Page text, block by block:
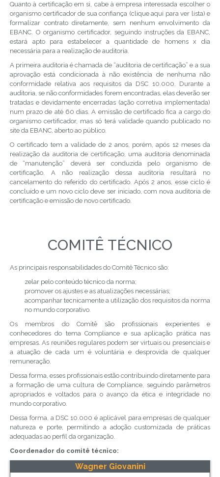
Quanto à certificação em si, cabe à empresa interessada escolher o
organismo certificador de sua confiança (clique aqui para ver lista) e
formalizar contrato diretamente, sem nenhum envolvimento da
EBANC. O organismo certificador, seguindo instruções da EBANC,
estará apto para estabelecer a quantidade de homens x dia
necessária para a realização de auditoria.
A primeira auditoria é chamada de “auditoria de certificação” e a sua
aprovação está condicionada à não existência de nenhuma não
conformidade relativa aos requisitos da DSC 10.000. Durante a
auditoria, se não conformidades forem encontradas, elas deverão ser
tratadas e devidamente encerradas (ação corretiva implementada)
num prazo de até 60 dias. A emissão de certificado fica a cargo do
organismo certificador, mas só terá validade quando publicado no
site da EBANC, aberto ao público.
O certificado tem a validade de 2 anos, porém, após 12 meses da
realização da auditoria de certificação, uma auditoria denominada
de “manutenção” deverá ser conduzida pelo organismo de
certificação. A não realização dessa auditoria resultará no
cancelamento do referido do certificado. Após 2 anos, esse ciclo é
concluído e um novo ciclo deve ser iniciado, com nova auditoria de
certificação e emissão de novo certificado.
COMITÊ TÉCNICO
As principais responsabilidades do Comitê Técnico são:
zelar pelo conteúdo técnico da norma;
promover os ajustes e as atualizações necessárias;
acompanhar tecnicamente a utilização dos requisitos da norma
no mundo corporativo.
Os membros do Comitê são profissionais experientes e
conhecedores do tema Compliance e sua aplicação prática nas
empresas. As reuniões regulares podem ser virtuais ou presenciais e
a atuação de cada um é voluntária e desprovida de qualquer
remuneração.
Dessa forma, esses profissionais estão contribuindo diretamente para
a formação de uma cultura de Compliance, seguindo parâmetros
apropriados e voltados para o avanço da ética e integridade no
mundo corporativo.
Dessa forma, a DSC 10.000 é aplicável para empresas de qualquer
natureza e porte, permitindo a adoção customizada de práticas
adequadas ao perfil da organização.
Coordenador do comitê técnico:
Wagner Giovanini